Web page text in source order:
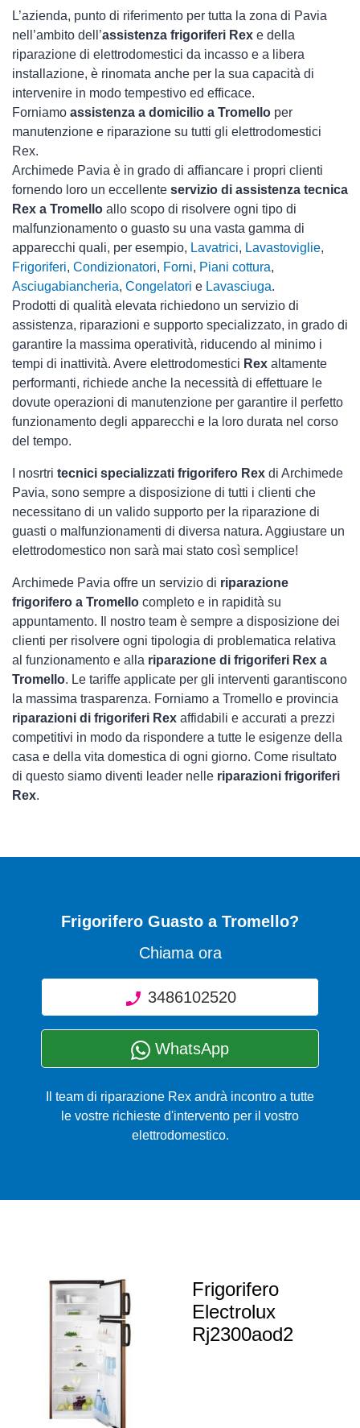
L’azienda, punto di riferimento per tutta la zona di Pavia
nell’ambito dell’assistenza frigoriferi Rex e della
riparazione di elettrodomestici da incasso e a libera
installazione, è rinomata anche per la sua capacità di
intervenire in modo tempestivo ed efficace.
Forniamo assistenza a domicilio a Tromello per
manutenzione e riparazione su tutti gli elettrodomestici
Rex.
Archimede Pavia è in grado di affiancare i propri clienti
fornendo loro un eccellente servizio di assistenza tecnica
Rex a Tromello allo scopo di risolvere ogni tipo di
malfunzionamento o guasto su una vasta gamma di
apparecchi quali, per esempio, Lavatrici, Lavastoviglie,
Frigoriferi, Condizionatori, Forni, Piani cottura,
Asciugabiancheria, Congelatori e Lavasciuga.
Prodotti di qualità elevata richiedono un servizio di
assistenza, riparazioni e supporto specializzato, in grado di
garantire la massima operatività, riducendo al minimo i
tempi di inattività. Avere elettrodomestici Rex altamente
performanti, richiede anche la necessità di effettuare le
dovute operazioni di manutenzione per garantire il perfetto
funzionamento degli apparecchi e la loro durata nel corso
del tempo.
I nosrtri tecnici specializzati frigorifero Rex di Archimede
Pavia, sono sempre a disposizione di tutti i clienti che
necessitano di un valido supporto per la riparazione di
guasti o malfunzionamenti di diversa natura. Aggiustare un
elettrodomestico non sarà mai stato così semplice!
Archimede Pavia offre un servizio di riparazione
frigorifero a Tromello completo e in rapidità su
appuntamento. Il nostro team è sempre a disposizione dei
clienti per risolvere ogni tipologia di problematica relativa
al funzionamento e alla riparazione di frigoriferi Rex a
Tromello. Le tariffe applicate per gli interventi garantiscono
la massima trasparenza. Forniamo a Tromello e provincia
riparazioni di frigoriferi Rex affidabili e accurati a prezzi
competitivi in modo da rispondere a tutte le esigenze della
casa e della vita domestica di ogni giorno. Come risultato
di questo siamo diventi leader nelle riparazioni frigoriferi
Rex.
Frigorifero Guasto a Tromello?
Chiama ora
3486102520
WhatsApp
Il team di riparazione Rex andrà incontro a tutte
le vostre richieste d'intervento per il vostro
elettrodomestico.
Frigorifero
Electrolux
Rj2300aod2